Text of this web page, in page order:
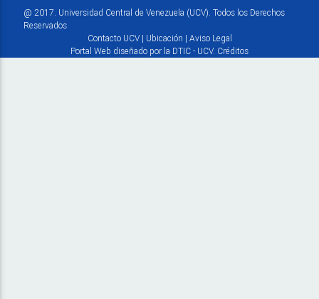
@ 2017. Universidad Central de Venezuela (UCV). Todos los Derechos
Reservados
Contacto UCV| Ubicación | Aviso Legal
Portal Web diseñado por la DTIC - UCV. Créditos